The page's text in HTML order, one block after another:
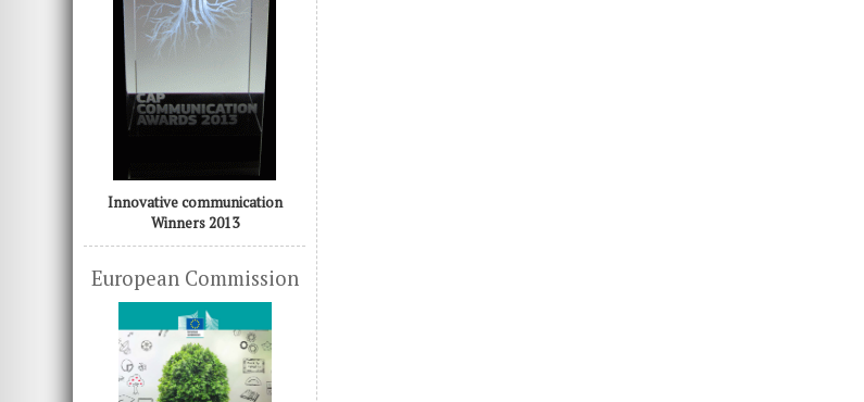
Innovative communication
Winners 2013
European Commission